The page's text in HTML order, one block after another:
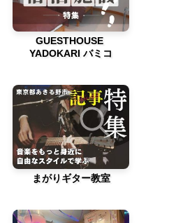
GUESTHOUSE
YADOKARI バミコ
まがりギター教室